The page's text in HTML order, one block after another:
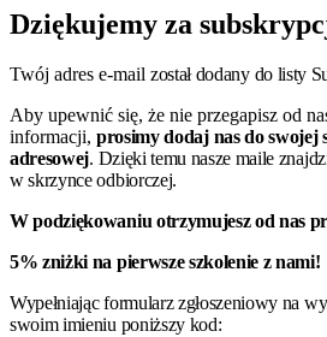
Dziękujemy za
Twój adres e-mail został dodany do listy
Aby upewnić się, że nie przegapisz od
informacji, prosimy dodaj nas do swojej
adresowej. Dzięki temu nasze maile
w skrzynce odbiorczej.
W podziękowaniu otrzymujesz od nas
5% zniżki na pierwsze szkolenie z nami!
Wypełniając formularz zgłoszeniowy na
swoim imieniu poniższy kod: